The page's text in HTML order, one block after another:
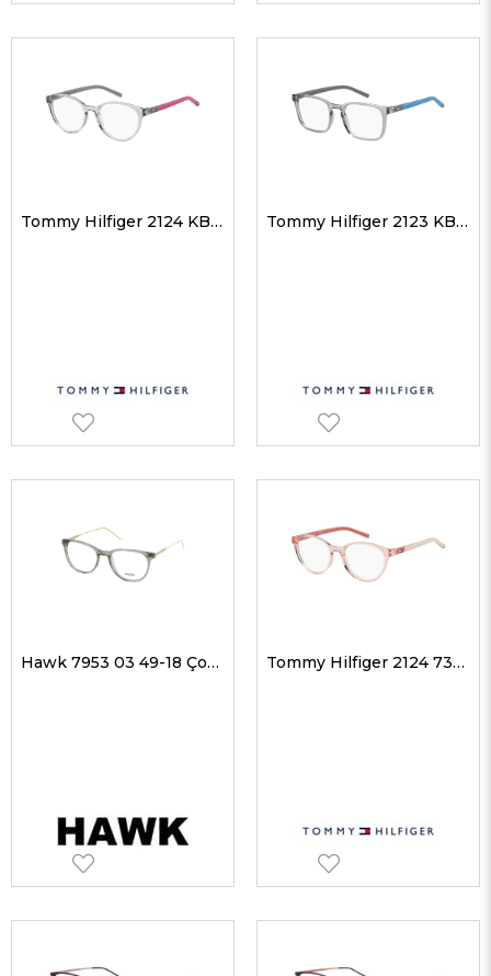
Tommy Hilfiger 2124 KB7 48-16 Çocuk Optik Gözlükler Tommy Hilfiger 2123 KB7 47-18 Çocuk Optik Gözlükler
Hawk 7953 03 49-18 Çocuk Optik Gözlükler Tommy Hilfiger 2124 733 48-16 Çocuk Optik Gözlükler